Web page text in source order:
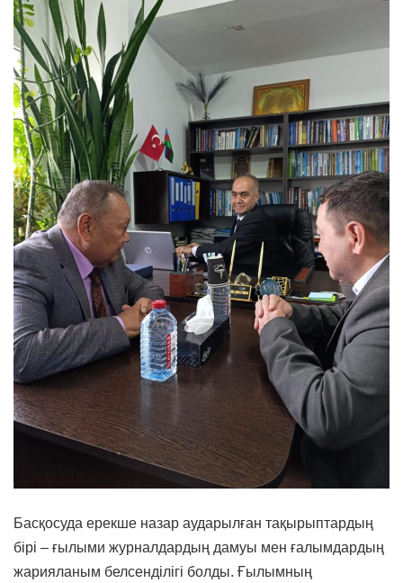
Басқосуда ерекше назар аударылған тақырыптардың
бірі – ғылыми журналдардың дамуы мен ғалымдардың
жарияланым белсенділігі болды. Ғылымның